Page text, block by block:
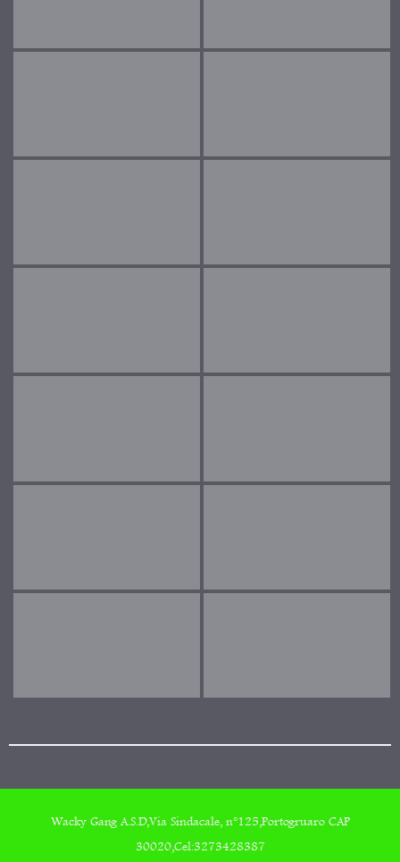
Wacky Gang A.S.D,Via Sindacale, n°125,Portogruaro CAP
30020,Cel:3273428387